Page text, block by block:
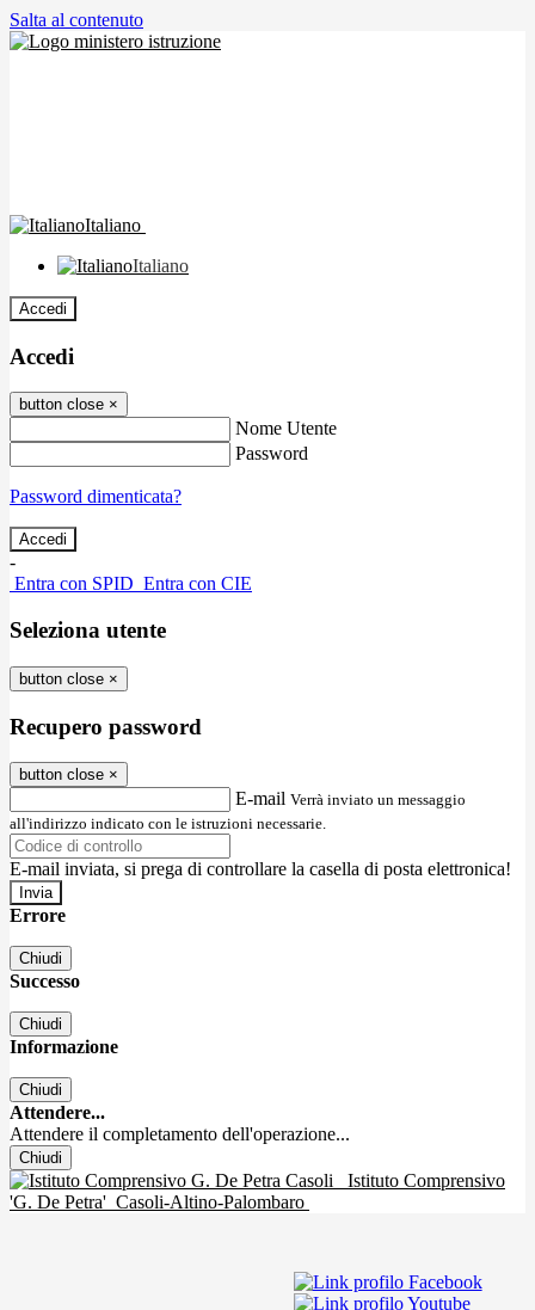
Salta al contenuto
Italiano
Italiano
Accedi
Accedi
button close ×
Nome Utente
Password
Password dimenticata?
-
Entra con SPID Entra con CIE
Seleziona utente
button close ×
Recupero password
button close ×
E-mail Verrà inviato un messaggio
all'indirizzo indicato con le istruzioni necessarie.
E-mail inviata, si prega di controllare la casella di posta elettronica!
Errore
Chiudi
Successo
Chiudi
Informazione
Chiudi
Attendere...
Attendere il completamento dell'operazione...
Chiudi
Istituto Comprensivo
'G. De Petra' Casoli-Altino-Palombaro